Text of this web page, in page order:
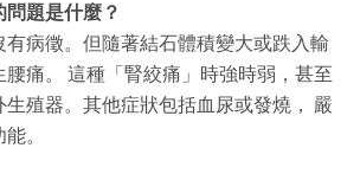
題是什麼？
有病徵。但隨著結石體積變大或跌入輸
痛。 這種「腎絞痛」時強時弱，甚至
殖器。其他症狀包括血尿或發燒， 嚴
。